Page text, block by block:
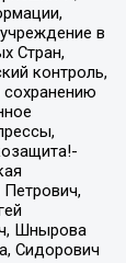
в
Стран,
контроль,
Шнырова
Сидорович